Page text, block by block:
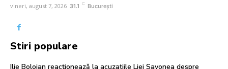
vineri, august 7, 2026 31.1 C București
Stiri populare
Ilie Bolojan reacționează la acuzațiile Liei Savonea despre